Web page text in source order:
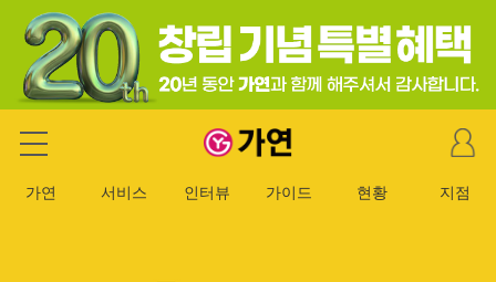
가연 결혼정보회사
마
이
이
가연 서비스 인터뷰 가이드 현황 지점